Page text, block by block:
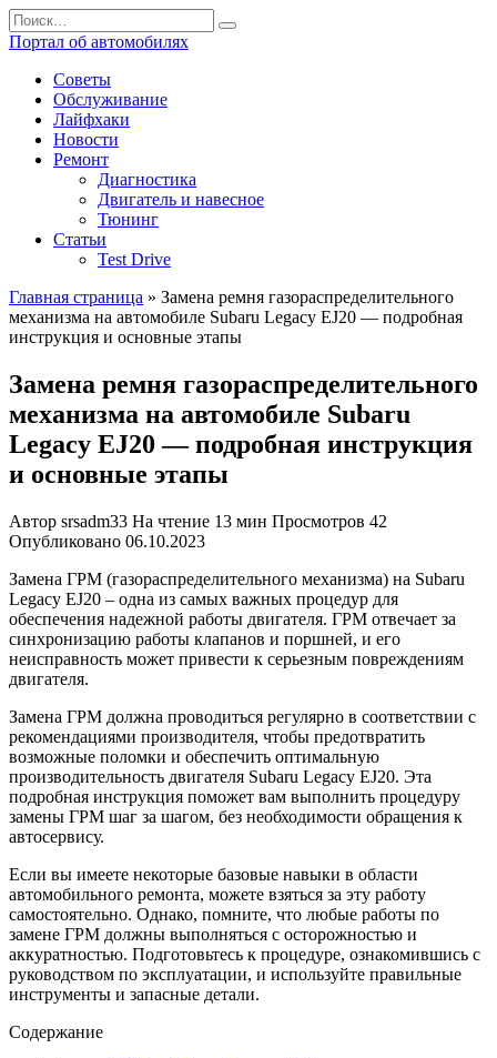
Перейти
к
содержанию
Search
for:
Портал об автомобилях
Советы
Обслуживание
Лайфхаки
Новости
Ремонт
Диагностика
Двигатель и навесное
Тюнинг
Статьи
Test Drive
Главная страница » Замена ремня газораспределительного
механизма на автомобиле Subaru Legacy EJ20 — подробная
инструкция и основные этапы
Замена ремня газораспределительного
механизма на автомобиле Subaru
Legacy EJ20 — подробная инструкция
и основные этапы
Автор srsadm33 На чтение 13 мин Просмотров 42
Опубликовано 06.10.2023
Замена ГРМ (газораспределительного механизма) на Subaru
Legacy EJ20 – одна из самых важных процедур для
обеспечения надежной работы двигателя. ГРМ отвечает за
синхронизацию работы клапанов и поршней, и его
неисправность может привести к серьезным повреждениям
двигателя.
Замена ГРМ должна проводиться регулярно в соответствии с
рекомендациями производителя, чтобы предотвратить
возможные поломки и обеспечить оптимальную
производительность двигателя Subaru Legacy EJ20. Эта
подробная инструкция поможет вам выполнить процедуру
замены ГРМ шаг за шагом, без необходимости обращения к
автосервису.
Если вы имеете некоторые базовые навыки в области
автомобильного ремонта, можете взяться за эту работу
самостоятельно. Однако, помните, что любые работы по
замене ГРМ должны выполняться с осторожностью и
аккуратностью. Подготовьтесь к процедуре, ознакомившись с
руководством по эксплуатации, и используйте правильные
инструменты и запасные детали.
Содержание